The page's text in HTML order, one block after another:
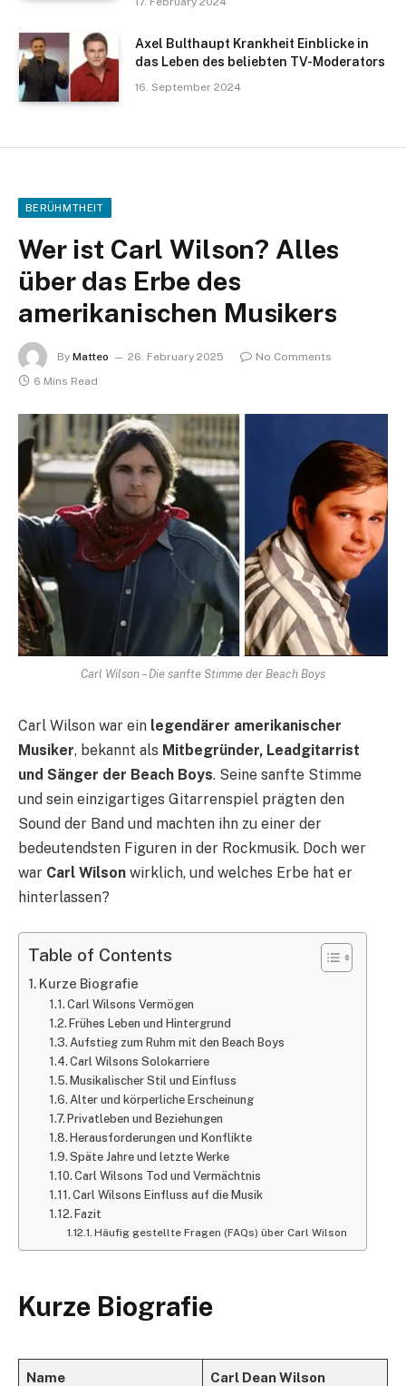
Axel Bulthaupt Krankheit Einblicke in
das Leben des beliebten TV-Moderators
16. September 2024
BERÜHMTHEIT
Wer ist Carl Wilson? Alles
über das Erbe des
amerikanischen Musikers
By Matteo 26. February 2025
No Comments
6 Mins Read
Carl Wilson – Die sanfte Stimme der Beach Boys
Carl Wilson war ein legendärer amerikanischer
Musiker, bekannt als Mitbegründer, Leadgitarrist
und Sänger der Beach Boys. Seine sanfte Stimme
und sein einzigartiges Gitarrenspiel prägten den
Sound der Band und machten ihn zu einer der
bedeutendsten Figuren in der Rockmusik. Doch wer
war Carl Wilson wirklich, und welches Erbe hat er
hinterlassen?
Table of Contents
Kurze Biografie
Carl Wilsons Vermögen
Frühes Leben und Hintergrund
Aufstieg zum Ruhm mit den Beach Boys
Carl Wilsons Solokarriere
Musikalischer Stil und Einfluss
Alter und körperliche Erscheinung
Privatleben und Beziehungen
Herausforderungen und Konflikte
Späte Jahre und letzte Werke
Carl Wilsons Tod und Vermächtnis
Carl Wilsons Einfluss auf die Musik
Fazit
Häufig gestellte Fragen (FAQs) über Carl Wilson
Kurze Biografie
Name Carl Dean Wilson